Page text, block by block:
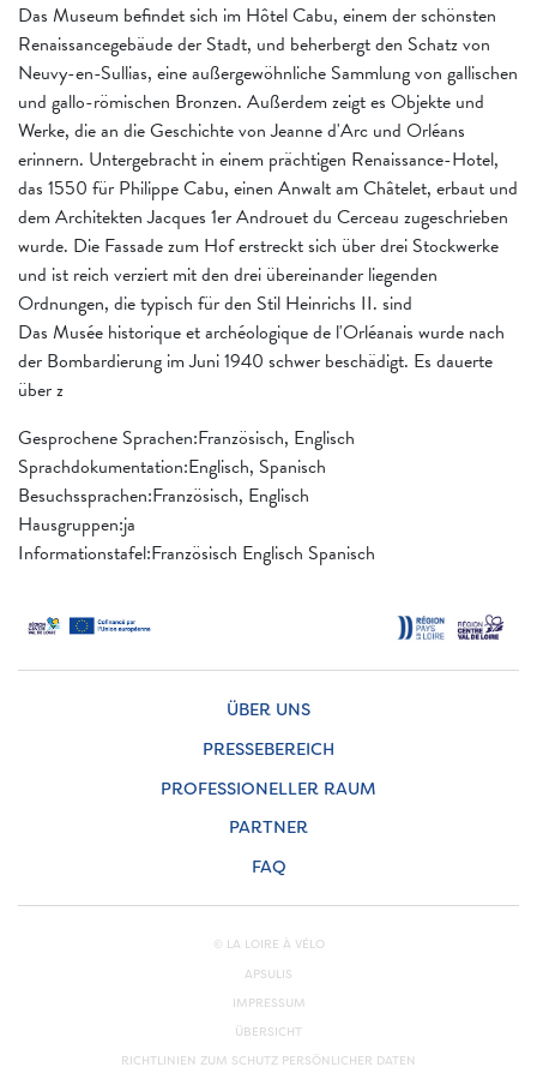
Das Museum befindet sich im Hôtel Cabu, einem der schönsten
Renaissancegebäude der Stadt, und beherbergt den Schatz von
Neuvy-en-Sullias, eine außergewöhnliche Sammlung von gallischen
und gallo-römischen Bronzen. Außerdem zeigt es Objekte und
Werke, die an die Geschichte von Jeanne d'Arc und Orléans
erinnern. Untergebracht in einem prächtigen Renaissance-Hotel,
das 1550 für Philippe Cabu, einen Anwalt am Châtelet, erbaut und
dem Architekten Jacques 1er Androuet du Cerceau zugeschrieben
wurde. Die Fassade zum Hof erstreckt sich über drei Stockwerke
und ist reich verziert mit den drei übereinander liegenden
Ordnungen, die typisch für den Stil Heinrichs II. sind
Das Musée historique et archéologique de l'Orléanais wurde nach
der Bombardierung im Juni 1940 schwer beschädigt. Es dauerte
über z
Gesprochene Sprachen:Französisch, Englisch
Sprachdokumentation:Englisch, Spanisch
Besuchssprachen:Französisch, Englisch
Hausgruppen:ja
Informationstafel:Französisch Englisch Spanisch
ÜBER UNS
PRESSEBEREICH
PROFESSIONELLER RAUM
PARTNER
FAQ
© LA LOIRE À VÉLO
APSULIS
IMPRESSUM
ÜBERSICHT
RICHTLINIEN ZUM SCHUTZ PERSÖNLICHER DATEN